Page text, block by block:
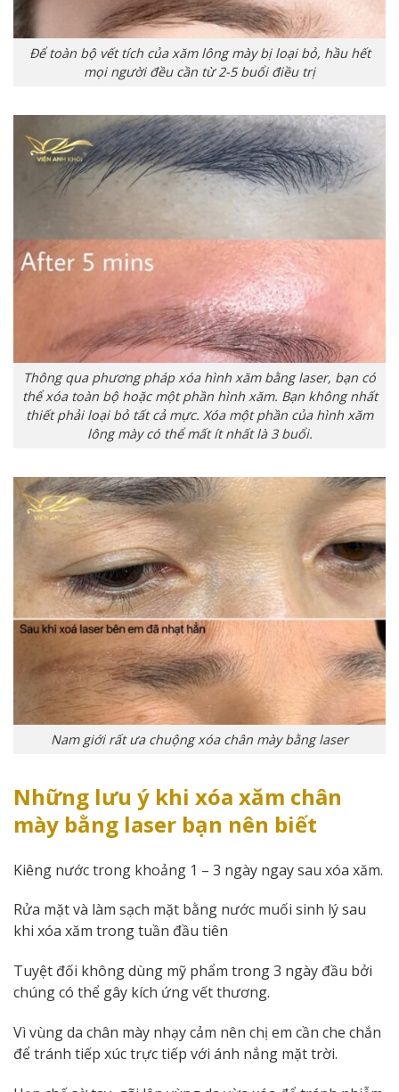
Để toàn bộ vết tích của xăm lông mày bị loại bỏ, hầu hết
mọi người đều cần từ 2-5 buổi điều trị
Thông qua phương pháp xóa hình xăm bằng laser, bạn có
thể xóa toàn bộ hoặc một phần hình xăm. Bạn không nhất
thiết phải loại bỏ tất cả mực. Xóa một phần của hình xăm
lông mày có thể mất ít nhất là 3 buổi.
Nam giới rất ưa chuộng xóa chân mày bằng laser
Những lưu ý khi xóa xăm chân
mày bằng laser bạn nên biết
Kiêng nước trong khoảng 1 – 3 ngày ngay sau xóa xăm.
Rửa mặt và làm sạch mặt bằng nước muối sinh lý sau
khi xóa xăm trong tuần đầu tiên
Tuyệt đối không dùng mỹ phẩm trong 3 ngày đầu bởi
chúng có thể gây kích ứng vết thương.
Vì vùng da chân mày nhạy cảm nên chị em cần che chắn
để tránh tiếp xúc trực tiếp với ánh nắng mặt trời.